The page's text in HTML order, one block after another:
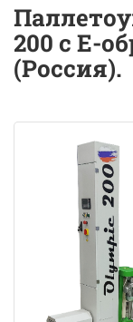
200 с Е-
(Россия).